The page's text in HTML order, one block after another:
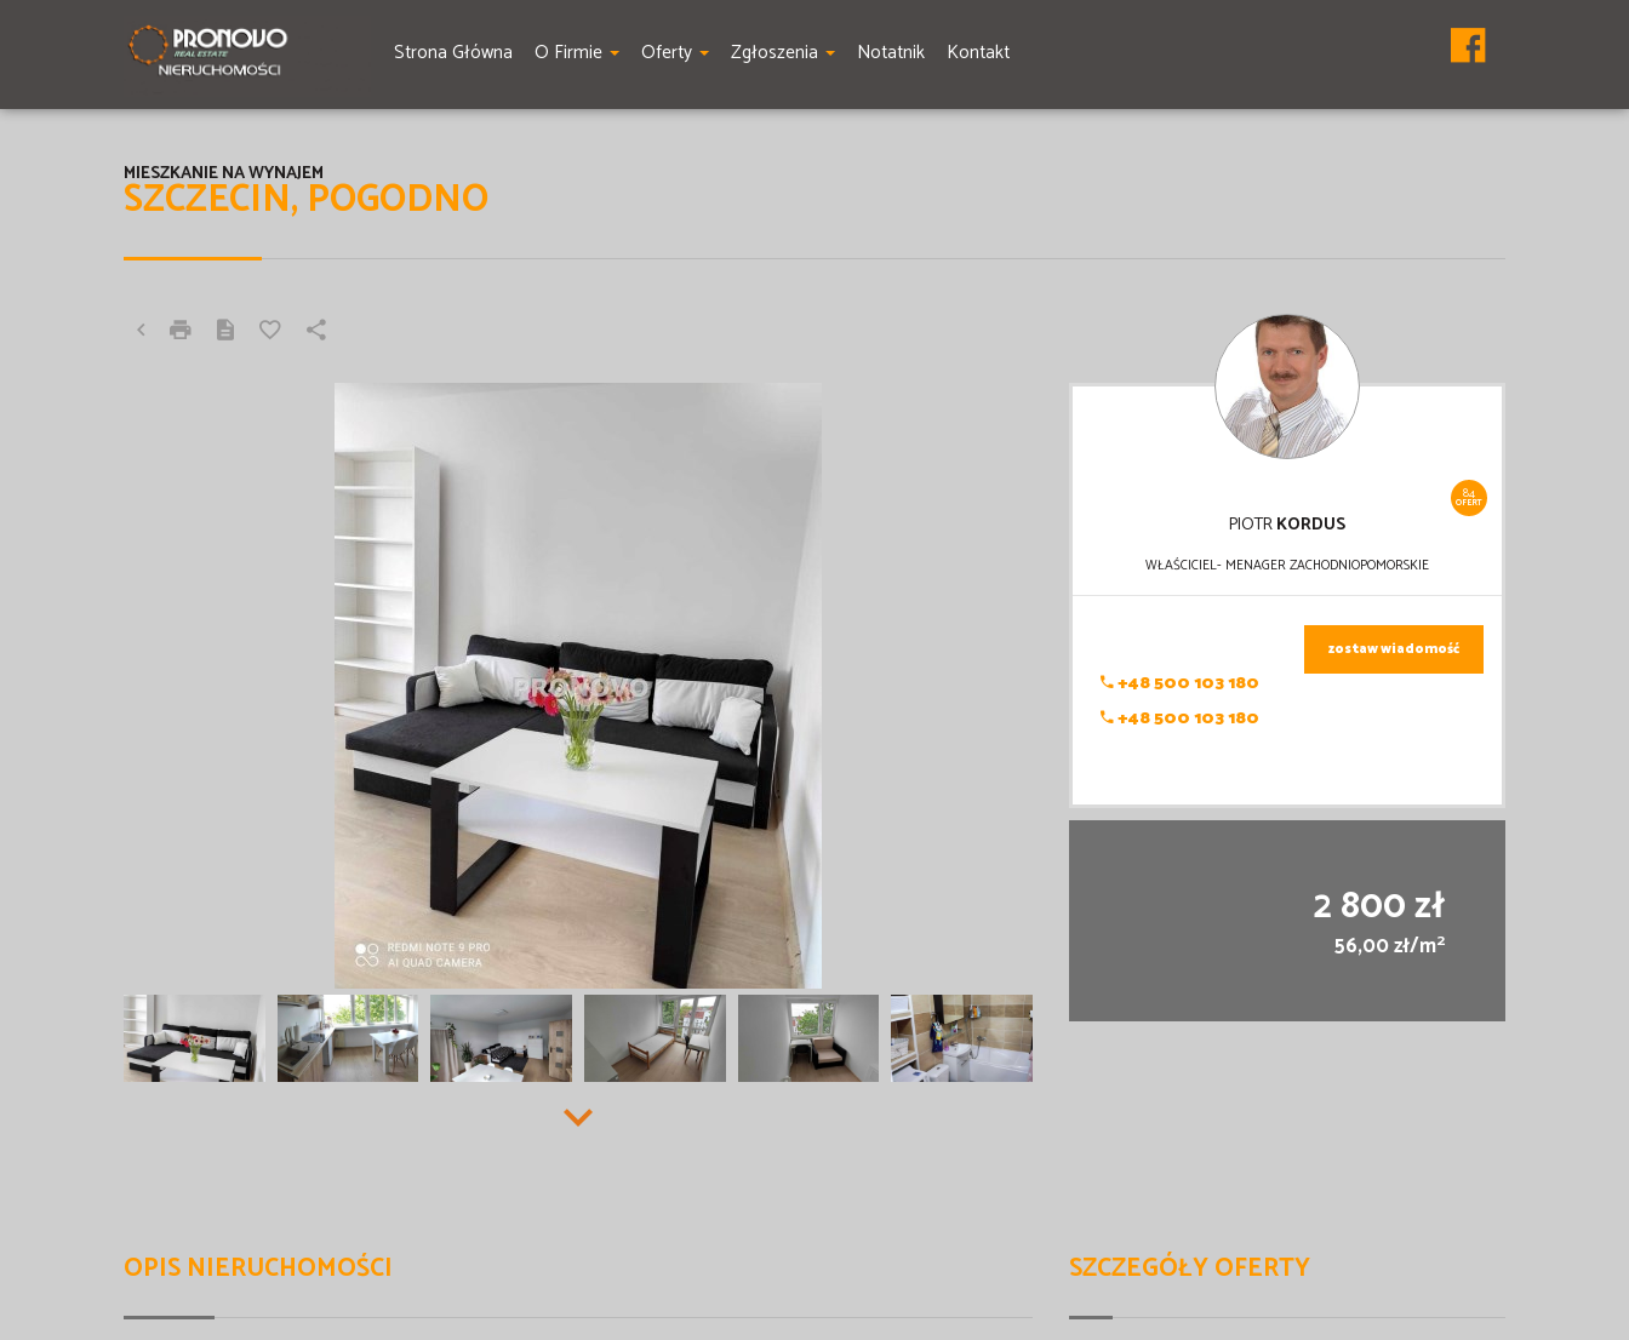
Strona Główna O Firmie Oferty Zgłoszenia Notatnik Kontakt
SZCZECIN, POGODNO
MIESZKANIE NA WYNAJEM
84
OFERT
PIOTRKORDUS
WŁAŚCICIEL- MENAGER ZACHODNIOPOMORSKIE
+48 500 103 180
+48 500 103 180
zostaw wiadomość
2 800 zł
56,00 zł/m2
OPIS NIERUCHOMOŚCI SZCZEGÓŁY OFERTY